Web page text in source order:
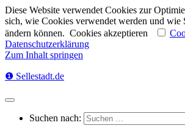
Diese Website verwendet Cookies zur
sich, wie Cookies verwendet werden und wie
ändern können. Cookies akzeptieren
Datenschutzerklärung
Zum Inhalt springen
❶ Sellestadt.de
Suchen nach: